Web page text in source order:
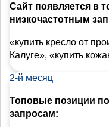
Сайт появляется в
низкочастотным
«купить кресло от
Калуге», «купить
2-й месяц
Топовые позиции
запросам: